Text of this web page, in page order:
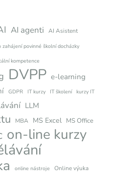
AI agenti AI Asistent
zahájení povinné školní docházky
kompetence
DVPP e-learning
GDPR IT kurzy IT školení kurzy IT
LLM
MBA MS Excel MS Office
on-line kurzy
online nástroje Online výuka